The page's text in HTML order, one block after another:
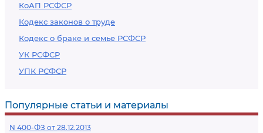
КоАП РСФСР
Кодекс законов о труде
Кодекс о браке и семье РСФСР
УК РСФСР
УПК РСФСР
Популярные статьи и материалы
N 400-ФЗ от 28.12.2013